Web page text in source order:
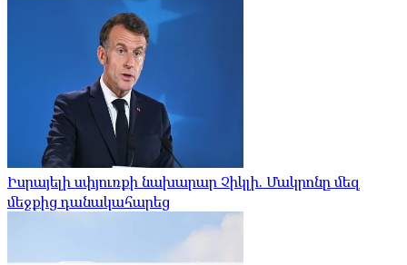
Իսրայելի սփյուռքի նախարար Չիկլի. Մակրոնը մեզ
մեջքից դանակահարեց